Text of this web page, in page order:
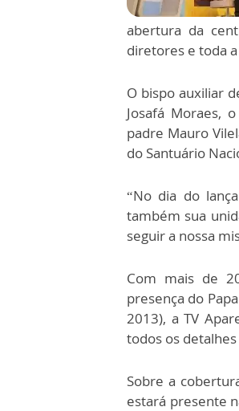
abertura da
diretores e toda
O bispo auxiliar
Josafá Moraes,
padre Mauro
do Santuário
“No dia do
também sua
seguir a nossa
Com mais de
presença do
2013), a TV
todos os
Sobre a
estará presente